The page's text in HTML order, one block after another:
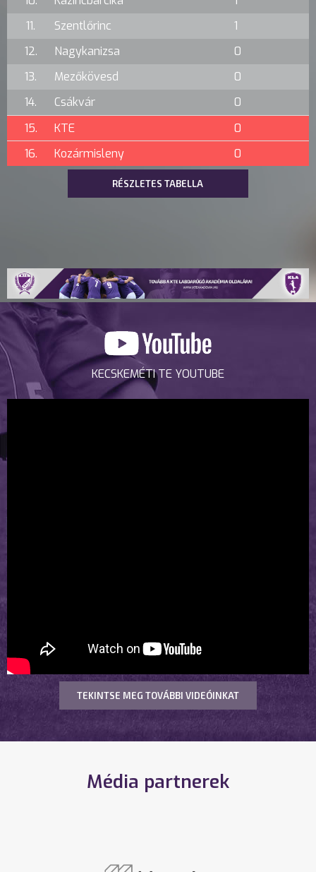
11.
Szentlőrinc
1
12.
Nagykanizsa
0
13.
Mezőkövesd
0
14.
Csákvár
0
15.
KTE
0
16.
Kozármisleny 0
RÉSZLETES TABELLA
KECSKEMÉTI TE YOUTUBE
TEKINTSE MEG TOVÁBBI VIDEÓINKAT
Média partnerek